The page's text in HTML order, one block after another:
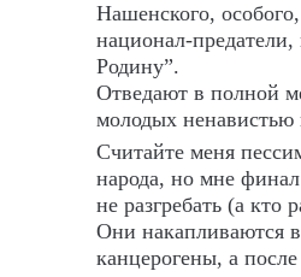
Нашенского,
национал-
Родину”.
Отведают в полной
молодых ненавистью
Считайте меня
народа, но мне
не разгребать (а кто
Они накапливаются
канцерогены, а